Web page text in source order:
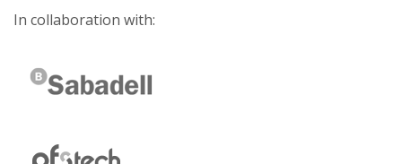
In collaboration with: